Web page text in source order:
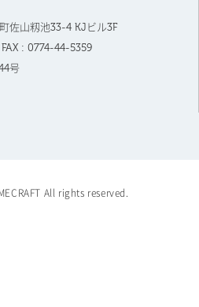
佐山籾池33-4 KJビル3F
: 0774-44-5359
号
All rights reserved.